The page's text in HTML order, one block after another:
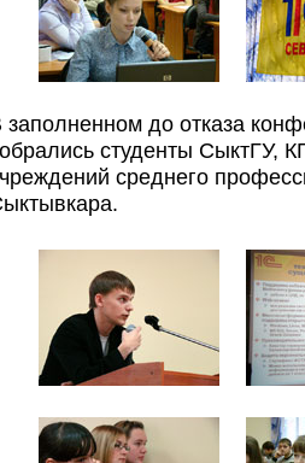
заполненном до отказа
студенты СыктГУ,
среднего